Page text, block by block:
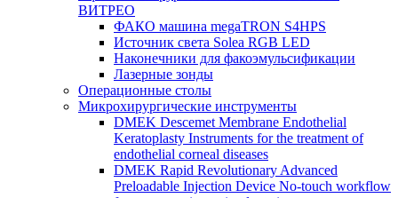
ВИТРЕО
ФАКО машина megaTRON S4HPS
Источник света Solea RGB LED
Наконечники для факоэмульсификации
Лазерные зонды
Операционные столы
Микрохирургические инструменты
DMEK Descemet Membrane Endothelial
Keratoplasty Instruments for the treatment of
endothelial corneal diseases
DMEK Rapid Revolutionary Advanced
Preloadable Injection Device No-touch workflow